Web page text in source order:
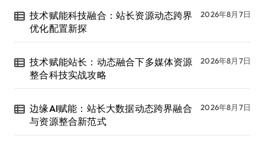
技术赋能科技融合：站长资源动态跨界
优化配置新探
2026年8月7日
技术赋能站长：动态融合下多媒体资源
整合科技实战攻略
2026年8月7日
边缘AI赋能：站长大数据动态跨界融合
与资源整合新范式
2026年8月7日